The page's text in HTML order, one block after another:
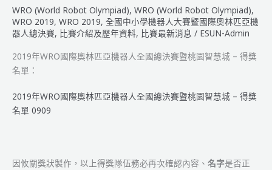
WRO (World Robot Olympiad), WRO (World Robot Olympiad),
WRO 2019, WRO 2019, 全國中小學機器人大賽暨國際奧林匹亞機
器人總決賽, 比賽介紹及歷年資料, 比賽最新消息 / ESUN-Admin
2019年WRO國際奧林匹亞機器人全國總決賽暨桃園智慧城 – 得獎
名單：
2019年WRO國際奧林匹亞機器人全國總決賽暨桃園智慧城 – 得獎
名單 0909
因攸關獎狀製作，以上得獎隊伍務必再次確認內容、 名字是否正